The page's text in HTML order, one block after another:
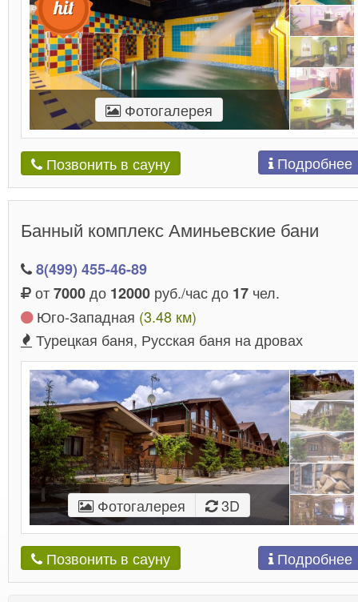
Фотогалерея
Позвонить в сауну Подробнее
Банный комплекс Аминьевские бани
8(499) 455-46-89
от7000до 12000 руб./час до 17 чел.
Юго-Западная (3.48 км)
Турецкая баня, Русская баня на дровах
Фотогалерея 3D
Позвонить в сауну Подробнее